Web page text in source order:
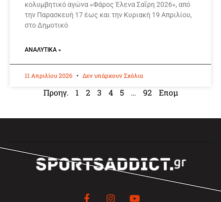
κολυμβητικό αγώνα «Φάρος Έλενα Σαΐρη 2026», από
την Παρασκευή 17 έως και την Κυριακή 19 Απριλίου,
στο Δημοτικό
ΑΝΑΛΥΤΙΚΆ »
11 Απριλίου 2026 Δεν υπάρχουν Σχόλια
Προηγ. 1 2 3 4 5 … 92 Επομ